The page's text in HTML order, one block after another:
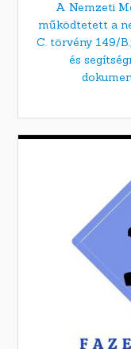
A Nemzeti
működtetett a
C. törvény 149/
és